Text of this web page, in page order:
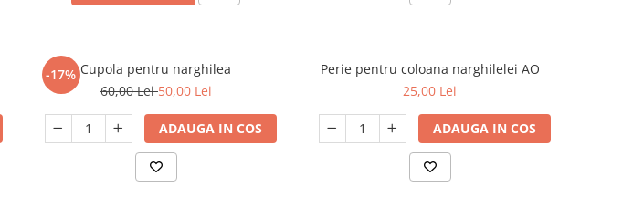
-17% Cupola pentru narghilea
60,00 Lei50,00 Lei
ADAUGA IN COS
Perie pentru coloana narghilelei AO
25,00 Lei
ADAUGA IN COS